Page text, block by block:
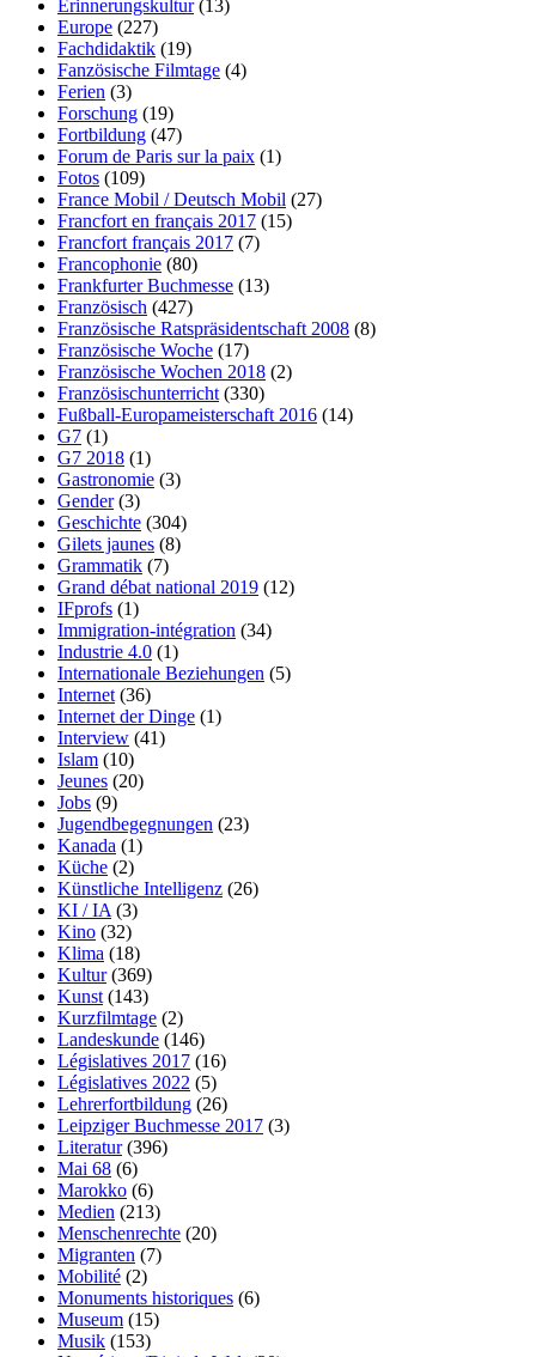
Erinnerungskultur(13)
Europe (227)
Fachdidaktik (19)
Fanzösische Filmtage (4)
Ferien (3)
Forschung (19)
Fortbildung (47)
Forum de Paris sur la paix (1)
Fotos (109)
France Mobil / Deutsch Mobil (27)
Francfort en français 2017 (15)
Francfort français 2017 (7)
Francophonie (80)
Frankfurter Buchmesse (13)
Französisch (427)
Französische Ratspräsidentschaft 2008 (8)
Französische Woche (17)
Französische Wochen 2018 (2)
Französischunterricht (330)
Fußball-Europameisterschaft 2016 (14)
G7 (1)
G7 2018 (1)
Gastronomie (3)
Gender(3)
Geschichte (304)
Gilets jaunes (8)
Grammatik (7)
Grand débat national 2019 (12)
IFprofs (1)
Immigration-intégration (34)
Industrie 4.0 (1)
Internationale Beziehungen (5)
Internet (36)
Internet der Dinge (1)
Interview (41)
Islam (10)
Jeunes (20)
Jobs (9)
Jugendbegegnungen (23)
Kanada (1)
Küche (2)
Künstliche Intelligenz (26)
KI / IA (3)
Kino (32)
Klima (18)
Kultur(369)
Kunst (143)
Kurzfilmtage (2)
Landeskunde (146)
Législatives 2017 (16)
Législatives 2022 (5)
Lehrerfortbildung (26)
Leipziger Buchmesse 2017 (3)
Literatur(396)
Mai 68 (6)
Marokko (6)
Medien (213)
Menschenrechte (20)
Migranten (7)
Mobilité (2)
Monuments historiques (6)
Museum (15)
Musik (153)